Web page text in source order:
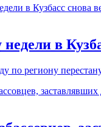
в
по региону